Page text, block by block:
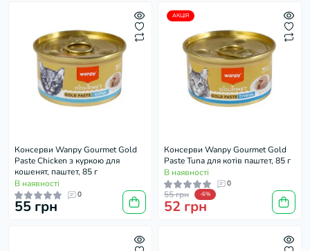
Консерви Wanpy Gourmet Gold
Paste Chicken з куркою для
кошенят, паштет, 85 г
В наявності
0
55 грн
АКЦІЯ
Консерви Wanpy Gourmet Gold
Paste Tuna для котів паштет, 85 г
В наявності
0
55 грн -6%
52 грн